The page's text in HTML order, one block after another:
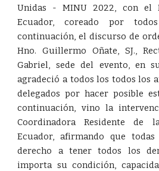
Unidas - MINU 2022, con el
Ecuador, coreado por
continuación, el discurso de
Hno. Guillermo Oñate, SJ.,
Gabriel, sede del evento, en
agradeció a todos los todos los
delegados por hacer posible
continuación, vino la
Coordinadora Residente de
Ecuador, afirmando que
derecho a tener todos los
importa su condición,